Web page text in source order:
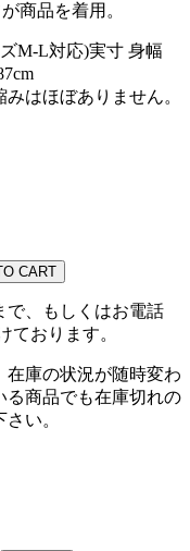
商品を着用。
M-L対応)実寸 身幅
はほぼありません。
で、もしくはお電話
ております。
庫の状況が随時変わ
る商品でも在庫切れの
い。